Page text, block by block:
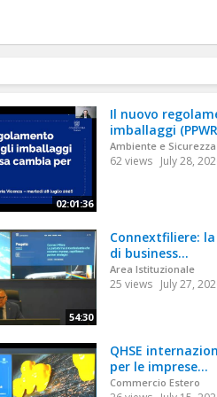
02:01:36
Il nuovo
imballaggi
Ambiente e Sicurezza
62 views July 28,
54:30
Connextfiliere:
di business...
Area Istituzionale
25 views July 27,
QHSE
per le imprese...
Commercio Estero